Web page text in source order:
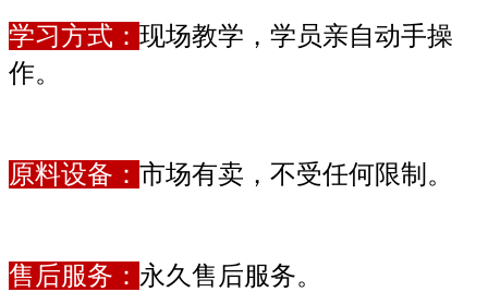
学习方式： 现场教学，学员亲自动手操
作。
原料设备： 市场有卖，不受任何限制。
售后服务： 永久售后服务。